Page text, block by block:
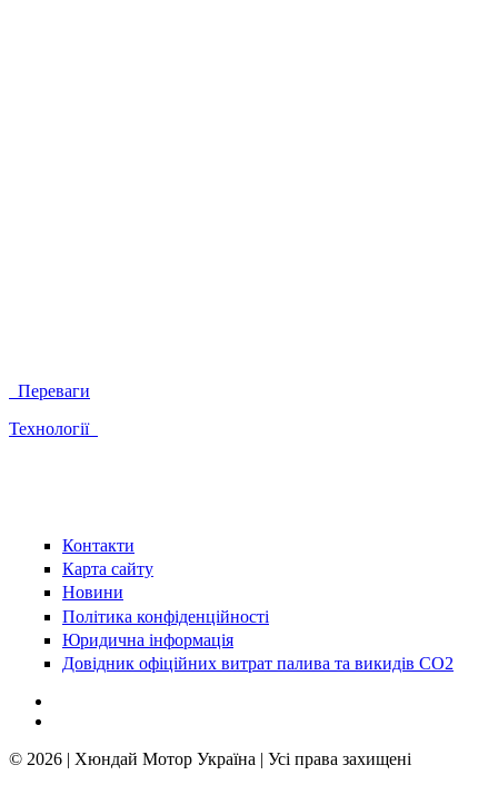
Переваги
Технології
Контакти
Карта сайту
Новини
Політика конфіденційності
Юридична інформація
Довідник офіційних витрат палива та викидів СО2
© 2026 | Хюндай Мотор Україна | Усі права захищені